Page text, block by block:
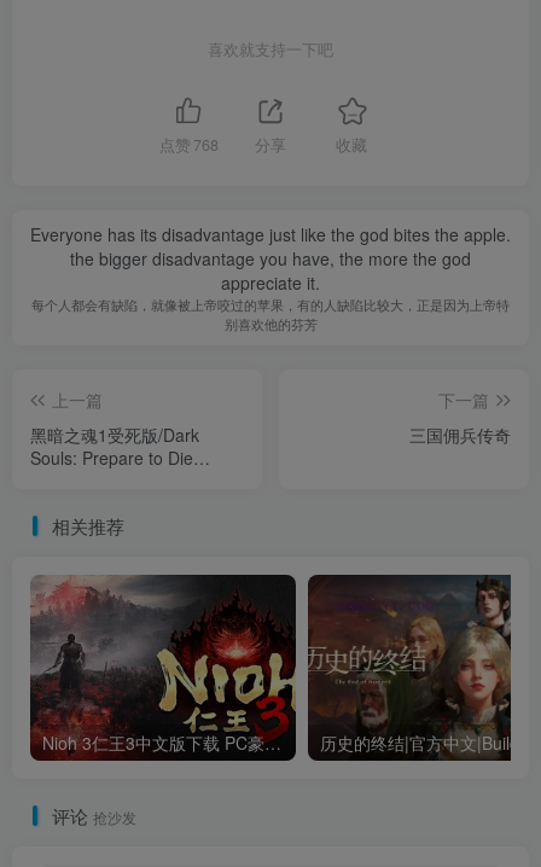
喜欢就支持一下吧
点赞 768 分享 收藏
Everyone has its disadvantage just like the god bites the apple.
the bigger disadvantage you have, the more the god
appreciate it.
每个人都会有缺陷，就像被上帝咬过的苹果，有的人缺陷比较大，正是因为上帝特
别喜欢他的芬芳
上一篇
黑暗之魂1受死版/Dark
Souls: Prepare to Die
下一篇
三国佣兵传奇
相关推荐
Nioh 3仁王3中文版下载 PC豪华版｜全DLC+终极内容整合
评论 抢沙发